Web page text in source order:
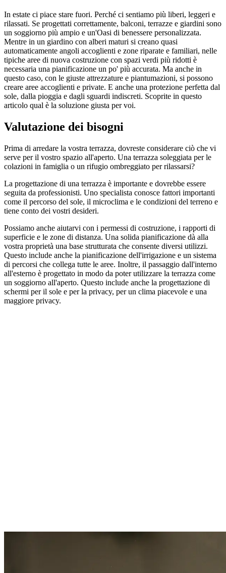
In estate ci piace stare fuori. Perché ci sentiamo più liberi, leggeri e
rilassati. Se progettati correttamente, balconi, terrazze e giardini sono
un soggiorno più ampio e un'Oasi di benessere personalizzata.
Mentre in un giardino con alberi maturi si creano quasi
automaticamente angoli accoglienti e zone riparate e familiari, nelle
tipiche aree di nuova costruzione con spazi verdi più ridotti è
necessaria una pianificazione un po' più accurata. Ma anche in
questo caso, con le giuste attrezzature e piantumazioni, si possono
creare aree accoglienti e private. E anche una protezione perfetta dal
sole, dalla pioggia e dagli sguardi indiscreti. Scoprite in questo
articolo qual è la soluzione giusta per voi.
Valutazione dei bisogni
Prima di arredare la vostra terrazza, dovreste considerare ciò che vi
serve per il vostro spazio all'aperto. Una terrazza soleggiata per le
colazioni in famiglia o un rifugio ombreggiato per rilassarsi?
La progettazione di una terrazza è importante e dovrebbe essere
seguita da professionisti. Uno specialista conosce fattori importanti
come il percorso del sole, il microclima e le condizioni del terreno e
tiene conto dei vostri desideri.
Possiamo anche aiutarvi con i permessi di costruzione, i rapporti di
superficie e le zone di distanza. Una solida pianificazione dà alla
vostra proprietà una base strutturata che consente diversi utilizzi.
Questo include anche la pianificazione dell'irrigazione e un sistema
di percorsi che collega tutte le aree. Inoltre, il passaggio dall'interno
all'esterno è progettato in modo da poter utilizzare la terrazza come
un soggiorno all'aperto. Questo include anche la progettazione di
schermi per il sole e per la privacy, per un clima piacevole e una
maggiore privacy.